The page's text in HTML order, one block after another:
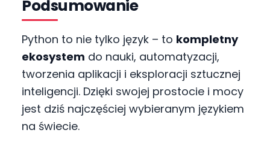
Podsumowanie
Python to nie tylko język – to kompletny
ekosystem do nauki, automatyzacji,
tworzenia aplikacji i eksploracji sztucznej
inteligencji. Dzięki swojej prostocie i mocy
jest dziś najczęściej wybieranym językiem
na świecie.